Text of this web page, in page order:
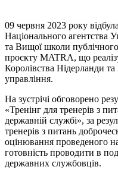
09 червня 2023 року
Національного агентства
та Вищої школи
проєкту MATRA, що
Королівства Нідерланди та
управління.
На зустрічі обговорено
«Тренінг для тренерів з
державній службі», за
тренерів з питань
оцінювання проведеного
готовність проводити в
державних службовців.